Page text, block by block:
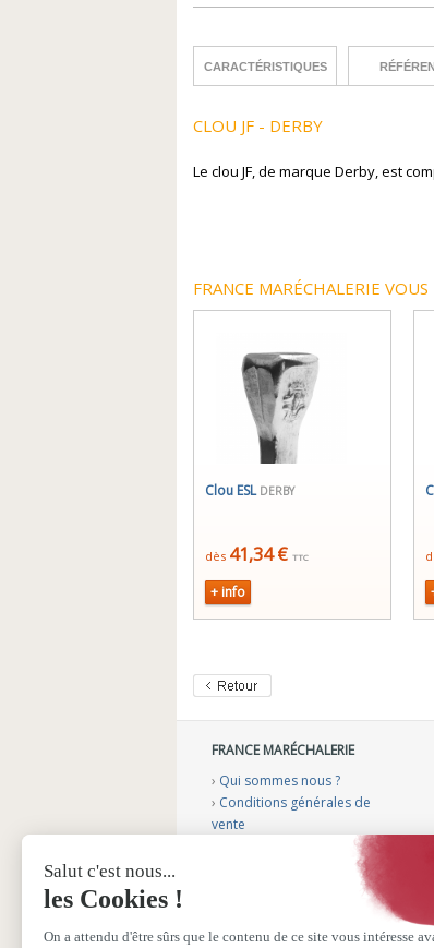
CARACTÉRISTIQUES
CLOU JF - DERBY
Le clou JF, de marque Derby, est
FRANCE MARÉCHALERIE
Clou ESL DERBY
dès 41,34 € TTC
+ info
FRANCE MARÉCHALERIE
› Qui sommes nous ?
› Conditions générales de
vente
›Sélection aménagement